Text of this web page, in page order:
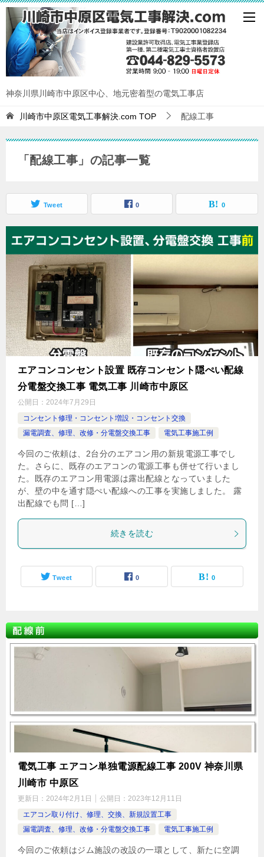
神奈川県川崎市中原区中心、地元密着型の電気工事店
川崎市中原区電気工事解決.com TOP 配線工事
「配線工事」の記事一覧
Tweet 0 0
エアコンコンセント設置 既存コンセント隠ぺい配線
分電盤交換工事 電気工事 川崎市中原区
公開日： 2024年7月29日
コンセント修理・コンセント増設・コンセント交換
漏電調査、修理、改修・分電盤交換工事
電気工事施工例
今回のご依頼は、2台分のエアコン用の新規電源工事でし
た。さらに、既存のエアコンの電源工事も併せて行いまし
た。既存のエアコン用電源は露出配線となっていました
が、壁の中を通す隠ぺい配線への工事を実施しました。 露
出配線でも問 […]
続きを読む
Tweet 0 0
電気工事 エアコン単独電源配線工事 200V 神奈川県
川崎市 中原区
更新日： 2024年2月1日 公開日： 2023年12月11日
エアコン取り付け、修理、交換、新規設置工事
漏電調査、修理、改修・分電盤交換工事
電気工事施工例
今回のご依頼はジム施設の改設の一環として、新たに空調